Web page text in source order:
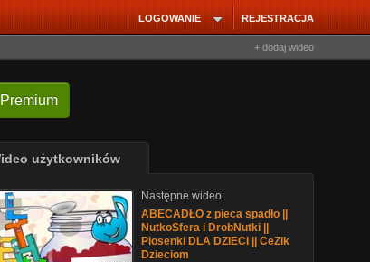
REJESTRACJA
LOGOWANIE
+ dodaj wideo
użytkowników
Następne wideo:
ABECADŁO z pieca spadło ||
NutkoSfera i DrobNutki ||
Piosenki DLA DZIECI || CeZik
Dzieciom